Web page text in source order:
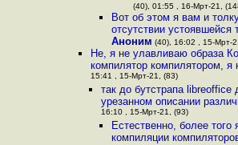
(40), 01:55 , 16-Мрт-21,
Вот об этом я вам и
отсутствии устоявшейся
Аноним (40), 16:02 , 15-Мрт-
Не, я не улавливаю образа
компилятор компилятором, я
15:41 , 15-Мрт-21, (83)
так до бутстрапа libreoffice
урезанном описании
16:10 , 15-Мрт-21, (93)
Естественно, более того
компиляции